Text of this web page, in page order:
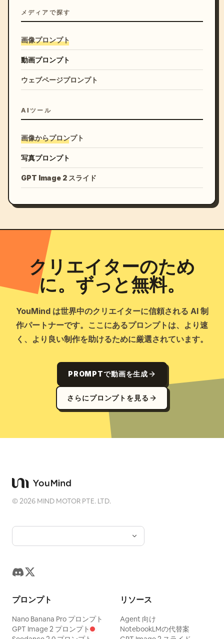
メディアで探す
画像プロンプト
動画プロンプト
ウェブページプロンプト
AIツール
画像からプロンプト
写真プロンプト
GPT Image 2 スライド
クリエイターのため
に。ずっと無料。
YouMind は世界中のクリエイターに信頼される AI 制
作パートナーです。ここにあるプロンプトは、より速
く、より良い制作を助けるために厳選されています。
PROMPTで動画を生成
さらにプロンプトを見る
©2026 MIND MOTOR PTE. LTD.
プロンプト
Nano Banana Pro プロンプト
GPT Image 2 プロンプト
リソース
Agent 向け
NotebookLMの代替案